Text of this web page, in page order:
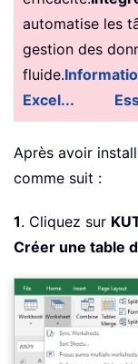
automatise les
gestion des
fluide.
Excel...
Après avoir
comme suit :
1. Cliquez sur
Créer une table